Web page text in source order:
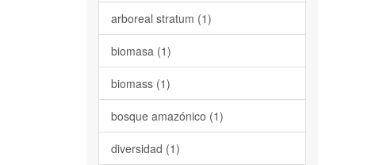
arboreal stratum (1)
biomasa (1)
biomass (1)
bosque amazónico (1)
diversidad (1)